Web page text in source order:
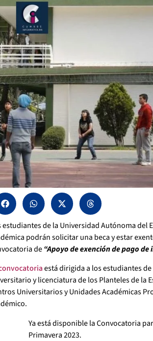
estudiantes de la Universidad Autónoma del
podrán solicitar una beca y estar
de“Apoyo de exención de pago
está dirigida a los estudiantes
y licenciatura de los Planteles de la
Universitarios y Unidades Académicas
Ya está disponible la Convocatoria
Primavera 2023.